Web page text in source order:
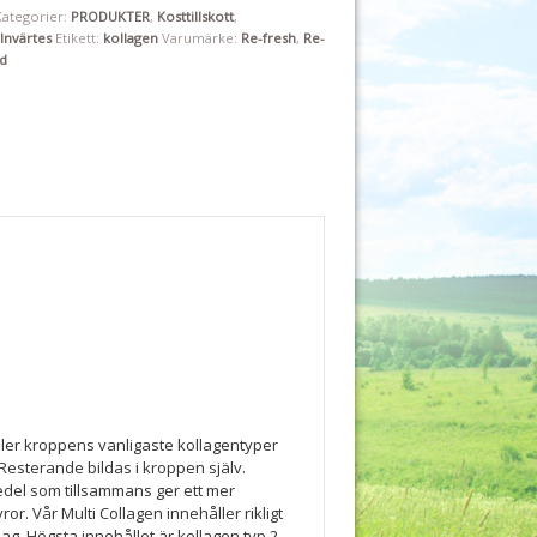
PRODUKTER, Kosttillskott,
Invärtes Etikett: kollagen Varumärke: Re-fresh, Re-
kroppens vanligaste kollagentyper
bildas i kroppen själv.
som tillsammans ger ett mer
Vår Multi Collagen innehåller rikligt